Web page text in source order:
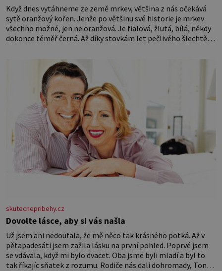
Když dnes vytáhneme ze země mrkev, většina z nás očekává
sytě oranžový kořen. Jenže po většinu své historie je mrkev
všechno možné, jen ne oranžová. Je fialová, žlutá, bílá, někdy
dokonce téměř černá. Až díky stovkám let pečlivého šlechtění
nedokážeme představit. Její příběh je
skutecnepribehy.cz
Dovolte lásce, aby si vás našla
Už jsem ani nedoufala, že mě něco tak krásného potká. Až v
pětapadesáti jsem zažila lásku na první pohled. Poprvé jsem
se vdávala, když mi bylo dvacet. Oba jsme byli mladí a byl to
tak říkajíc sňatek z rozumu. Rodiče nás dali dohromady, Toník